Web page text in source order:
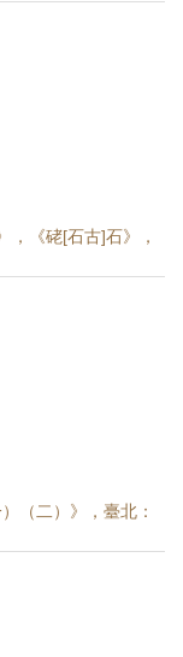
，《硓[石古]石》，
（二）》，臺北：